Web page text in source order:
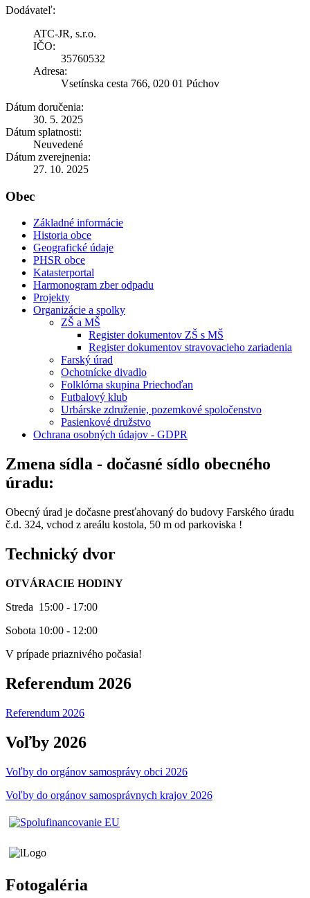
Dodávateľ:
ATC-JR, s.r.o.
IČO:
35760532
Adresa:
Vsetínska cesta 766, 020 01 Púchov
Dátum doručenia:
30. 5. 2025
Dátum splatnosti:
Neuvedené
Dátum zverejnenia:
27. 10. 2025
Obec
Základné informácie
Historia obce
Geografické údaje
PHSR obce
Katasterportal
Harmonogram zber odpadu
Projekty
Organizácie a spolky
ZŠ a MŠ
Register dokumentov ZŠ s MŠ
Register dokumentov stravovacieho zariadenia
Farský úrad
Ochotnícke divadlo
Folklórna skupina Priechoďan
Futbalový klub
Urbárske združenie, pozemkové spoločenstvo
Pasienkové družstvo
Ochrana osobných údajov - GDPR
Zmena sídla - dočasné sídlo obecného
úradu:
Obecný úrad je dočasne presťahovaný do budovy Farského úradu
č.d. 324, vchod z areálu kostola, 50 m od parkoviska !
Technický dvor
OTVÁRACIE HODINY
Streda 15:00 - 17:00
Sobota 10:00 - 12:00
V prípade priaznivého počasia!
Referendum 2026
Referendum 2026
Voľby 2026
Voľby do orgánov samosprávy obci 2026
Voľby do orgánov samosprávnych krajov 2026
Fotogaléria